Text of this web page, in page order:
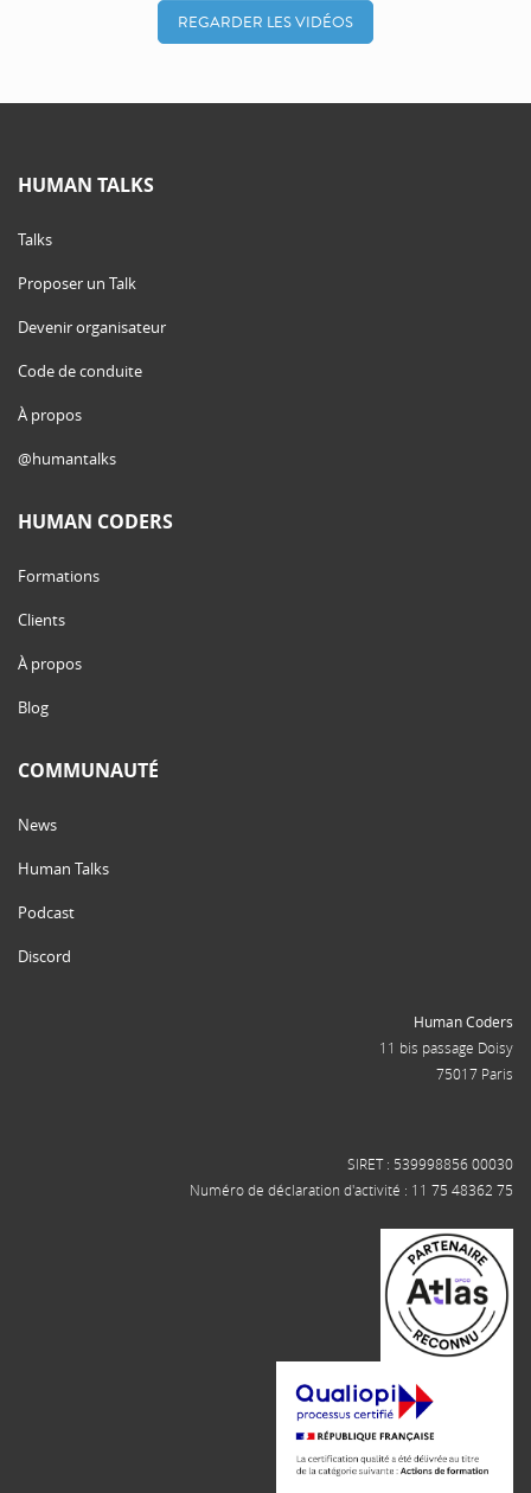
REGARDER LES VIDÉOS
HUMAN TALKS
Talks
Proposer un Talk
Devenir organisateur
Code de conduite
À propos
@humantalks
HUMAN CODERS
Formations
Clients
À propos
Blog
COMMUNAUTÉ
News
Human Talks
Podcast
Discord
Human Coders
11 bis passage Doisy
75017 Paris
SIRET : 539998856 00030
Numéro de déclaration d'activité : 11 75 48362 75